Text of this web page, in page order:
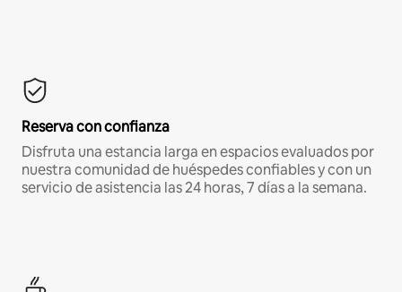
Reserva con confianza
Disfruta una estancia larga en espacios evaluados por
nuestra comunidad de huéspedes confiables y con un
servicio de asistencia las 24 horas, 7 días a la semana.